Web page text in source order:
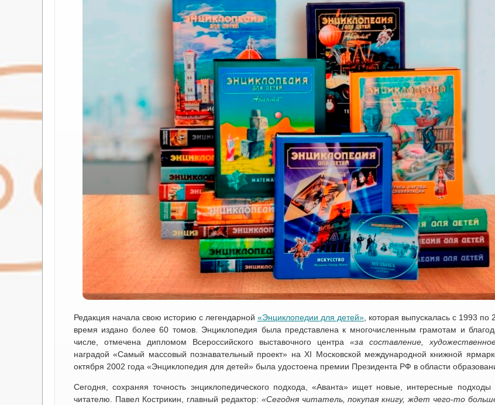
Редакция начала свою историю с легендарной «Энциклопедии для детей», которая выпускалась с 1993 по
время издано более 60 томов. Энциклопедия была представлена к многочисленным грамотам и
числе, отмечена дипломом Всероссийского выставочного центра «за составление,
наградой «Самый массовый познавательный проект» на XI Московской международной книжной
октября 2002 года «Энциклопедия для детей» была удостоена премии Президента РФ в области
Сегодня, сохраняя точность энциклопедического подхода, «Аванта» ищет новые, интересные
читателю. Павел Кострикин, главный редактор: «Сегодня читатель, покупая книгу, ждет чего-то